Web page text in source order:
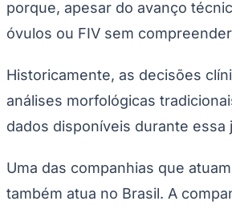
Mundial 2026
Times - Ir direto
porque, apesar do avanço
óvulos ou FIV sem
Historicamente, as decisões
análises morfológicas
dados disponíveis durante essa
Uma das companhias que
também atua no Brasil. A